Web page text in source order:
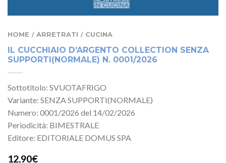
HOME / ARRETRATI / CUCINA
IL CUCCHIAIO D’ARGENTO COLLECTION SENZA
SUPPORTI(NORMALE) N. 0001/2026
Sottotitolo: SVUOTAFRIGO
Variante: SENZA SUPPORTI(NORMALE)
Numero: 0001/2026 del 14/02/2026
Periodicità: BIMESTRALE
Editore: EDITORIALE DOMUS SPA
12,90€